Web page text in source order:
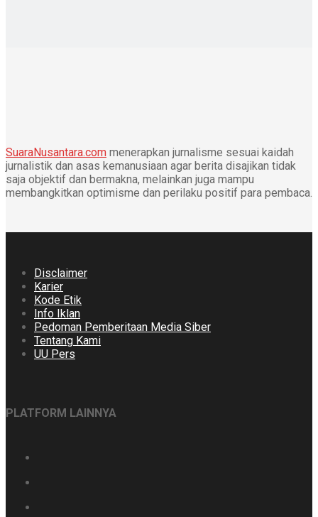
SuaraNusantara.com menerapkan jurnalisme sesuai kaidah
jurnalistik dan asas kemanusiaan agar berita disajikan tidak
saja objektif dan bermakna, melainkan juga mampu
membangkitkan optimisme dan perilaku positif para pembaca.
Disclaimer
Karier
Kode Etik
Info Iklan
Pedoman Pemberitaan Media Siber
Tentang Kami
UU Pers
PLATFORM LAINNYA